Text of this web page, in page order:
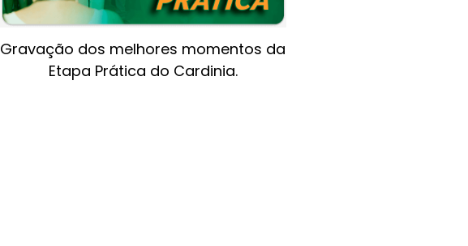
Gravação dos melhores momentos da
Etapa Prática do Cardinia.